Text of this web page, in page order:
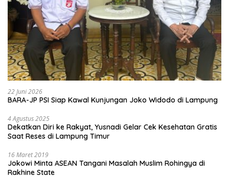
22 Juni 2026
BARA-JP PSI Siap Kawal Kunjungan Joko Widodo di Lampung
4 Agustus 2025
Dekatkan Diri ke Rakyat, Yusnadi Gelar Cek Kesehatan Gratis
Saat Reses di Lampung Timur
16 Maret 2019
Jokowi Minta ASEAN Tangani Masalah Muslim Rohingya di
Rakhine State